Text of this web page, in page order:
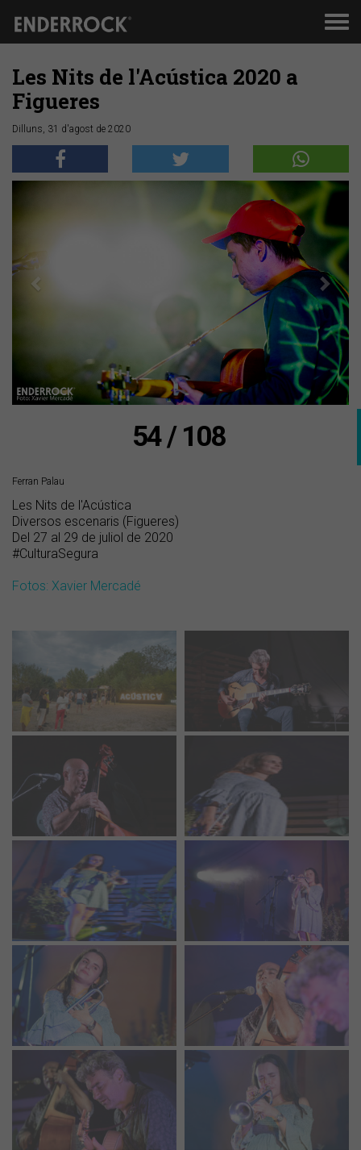
Les Nits de l'Acústica 2020 a
Figueres
Dilluns, 31 d'agost de 2020
Anterior
54 / 108
Ferran Palau
Les Nits de l'Acústica
Diversos escenaris (Figueres)
Del 27 al 29 de juliol de 2020
#CulturaSegura
Fotos: Xavier Mercadé